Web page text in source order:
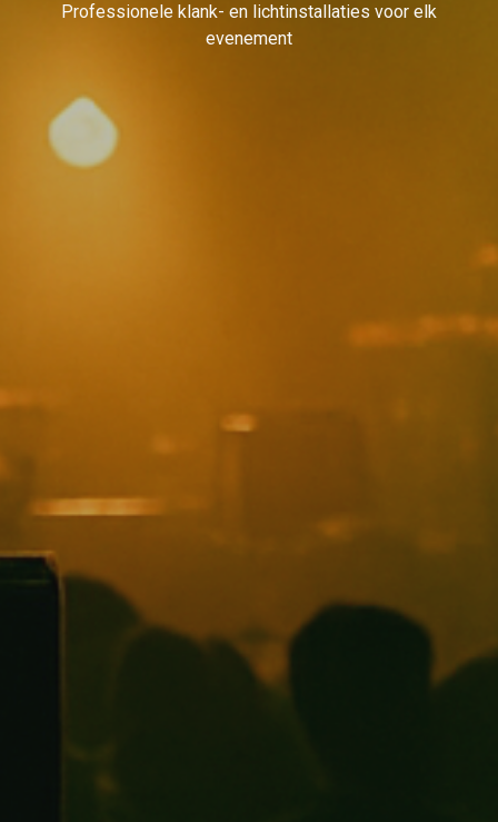
Professionele klank- en lichtinstallaties voor elk
evenement